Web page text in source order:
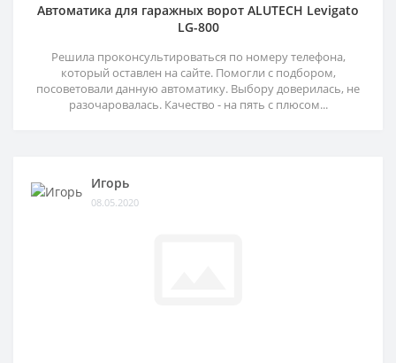
Автоматика для гаражных ворот ALUTECH Levigato
LG-800
Решила проконсультироваться по номеру телефона,
который оставлен на сайте. Помогли с подбором,
посоветовали данную автоматику. Выбору доверилась, не
разочаровалась. Качество - на пять с плюсом...
Игорь
08.05.2020